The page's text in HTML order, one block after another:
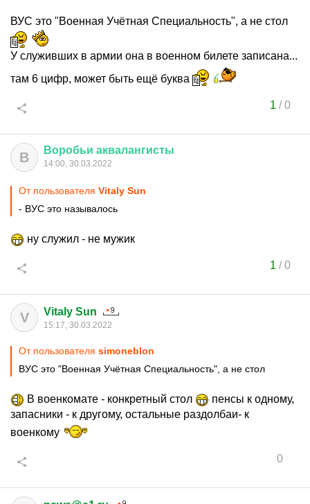
ВУС это "Военная Учётная Специальность", а не стол
У служивших в армии она в военном билете записана...
там 6 цифр, может быть ещё буква
1 /0
В Воробьи аквалангисты
14:00, 30.03.2022
От пользователя Vitaly Sun
- ВУС это называлось
ну служил - не мужик
1 /0
V Vitaly Sun
15:17, 30.03.2022
От пользователя simoneblon
ВУС это "Военная Учётная Специальность", а не стол
В военкомате - конкретный стол
пенсы к одному,
запасники - к другому, остальные раздолбаи- к
военкому
0